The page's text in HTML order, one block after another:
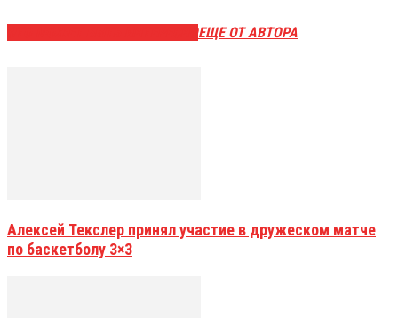
ЕЩЕ ОТ АВТОРА
Алексей Текслер принял участие в дружеском матче
по баскетболу 3×3